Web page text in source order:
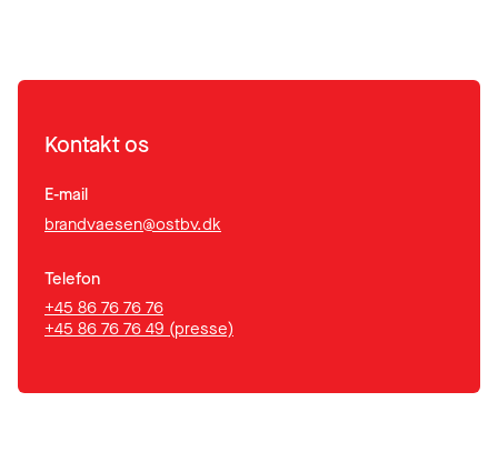
Kontakt os
E-mail
brandvaesen@ostbv.dk
Telefon
+45 86 76 76 76
+45 86 76 76 49 (presse)